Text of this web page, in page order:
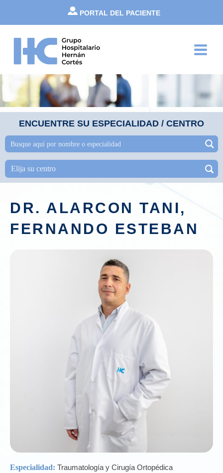
contenido
PORTAL DEL PACIENTE
Menu
ENCUENTRE SU ESPECIALIDAD / CENTRO
DR. ALARCON TANI,
FERNANDO ESTEBAN
Especialidad: Traumatología y Cirugía Ortopédica